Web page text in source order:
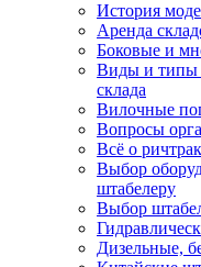
История
Аренда
Боковые и
Виды и типы
склада
Вилочные
Вопросы
Всё о
Выбор
штабелеру
Выбор
Дизельные,